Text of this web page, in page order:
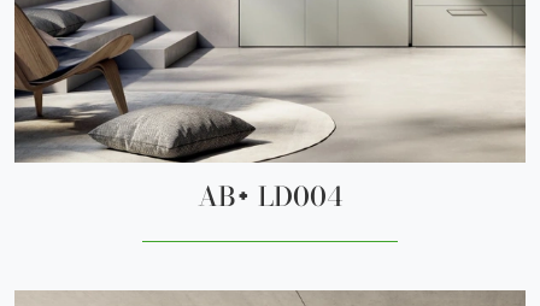
AB+ LD004